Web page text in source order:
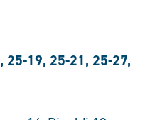
25-19, 25-21, 25-27,